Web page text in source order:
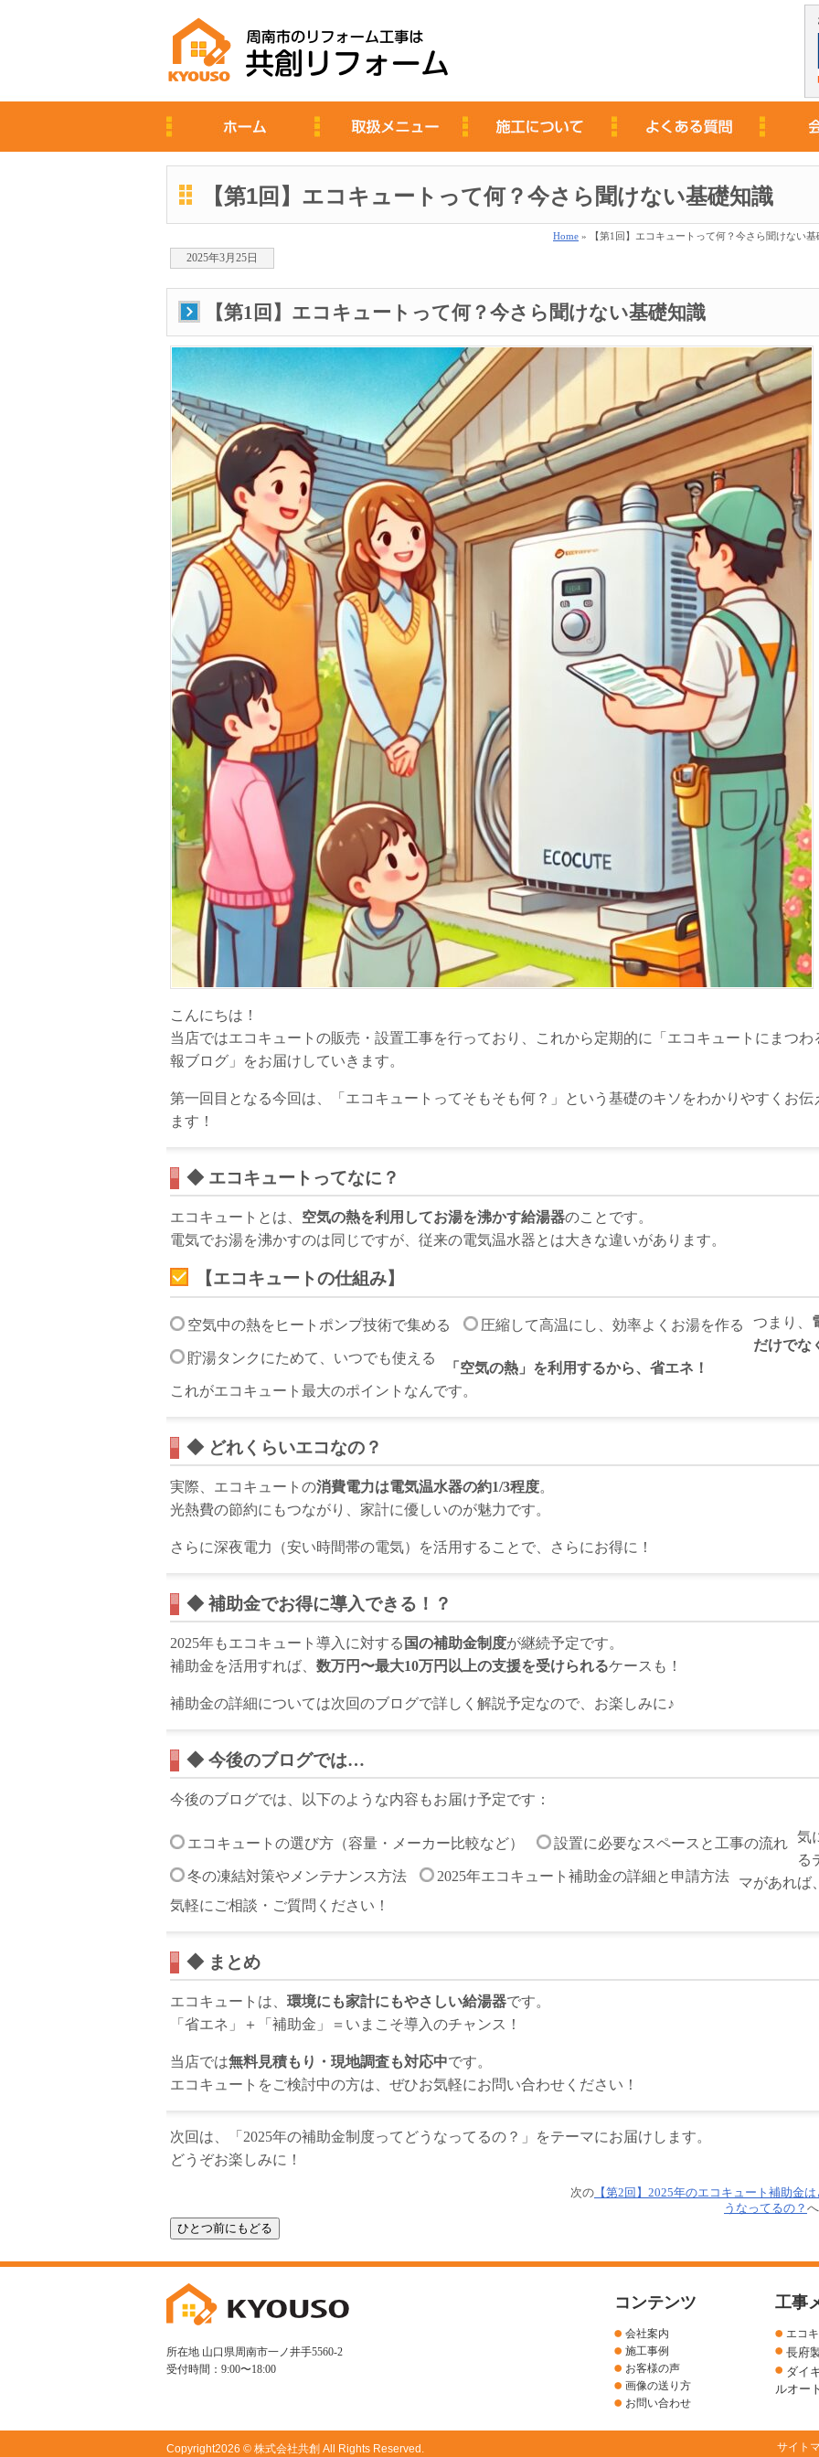
【第1回】エコキュートって何？今さら聞けない基礎知識
Home » 【第1回】エコキュートって何？今さら聞けない基
2025年3月25日
【第1回】エコキュートって何？今さら聞けない基礎知識
こんにちは！
当店ではエコキュートの販売・設置工事を行っており、これから定期的に「エコキュートにまつわ
報ブログ」をお届けしていきます。
第一回目となる今回は、「エコキュートってそもそも何？」という基礎のキソをわかりやすくお伝
ます！
◆ エコキュートってなに？
エコキュートとは、 空気の熱を利用してお湯を沸かす給湯器のことです。
電気でお湯を沸かすのは同じですが、従来の電気温水器とは大きな違いがあります。
【エコキュートの仕組み】
空気中の熱をヒートポンプ技術で集める 圧縮して高温にし、効率よくお湯を作る
貯湯タンクにためて、いつでも使える
つまり、
だけでな
「空気の熱」を利用するから、省エネ！
これがエコキュート最大のポイントなんです。
◆ どれくらいエコなの？
実際、エコキュートの消費電力は電気温水器の約1/3程度。
光熱費の節約にもつながり、家計に優しいのが魅力です。
さらに深夜電力（安い時間帯の電気）を活用することで、さらにお得に！
◆ 補助金でお得に導入できる！？
2025年もエコキュート導入に対する 国の補助金制度が継続予定です。
補助金を活用すれば、 数万円〜最大10万円以上の支援を受けられるケースも！
補助金の詳細については次回のブログで詳しく解説予定なので、お楽しみに♪
◆ 今後のブログでは…
今後のブログでは、以下のような内容もお届け予定です：
エコキュートの選び方（容量・メーカー比較など） 設置に必要なスペースと工事の流れ
冬の凍結対策やメンテナンス方法 2025年エコキュート補助金の詳細と申請方法
気
る
マがあれば
気軽にご相談・ご質問ください！
◆ まとめ
エコキュートは、 環境にも家計にもやさしい給湯器です。
「省エネ」＋「補助金」＝いまこそ導入のチャンス！
当店では無料見積もり・現地調査も対応中です。
エコキュートをご検討中の方は、ぜひお気軽にお問い合わせください！
次回は、「2025年の補助金制度ってどうなってるの？」をテーマにお届けします。
どうぞお楽しみに！
次の 【第2回】2025年のエコキュート補助金は
うなってるの？
所在地 山口県周南市一ノ井手5560-2
受付時間：9:00〜18:00
コンテンツ
会社案内
施工事例
お客様の声
画像の送り方
お問い合わせ
工事
エコ
長府
ダイ
ルオー
Copyright2026 © 株式会社共創 All Rights Reserved. サイト